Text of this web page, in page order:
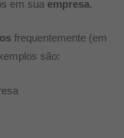
em sua empresa.
frequentemente (em
são: